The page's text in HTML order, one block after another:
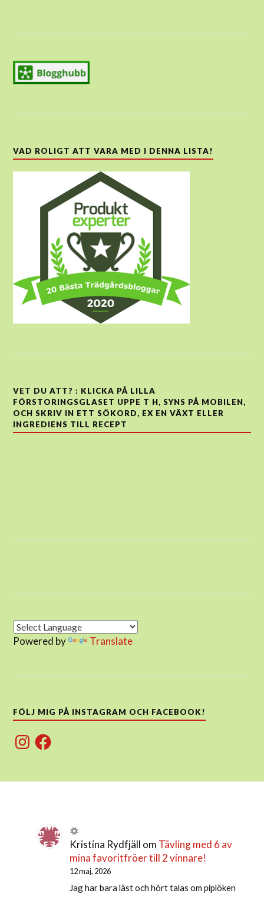
VAD ROLIGT ATT VARA MED I DENNA LISTA!
VET DU ATT? : KLICKA PÅ LILLA
FÖRSTORINGSGLASET UPPE T H, SYNS PÅ MOBILEN,
OCH SKRIV IN ETT SÖKORD, EX EN VÄXT ELLER
INGREDIENS TILL RECEPT
Powered by Translate
FÖLJ MIG PÅ INSTAGRAM OCH FACEBOOK!
InstagramFacebook
Kristina Rydfjäll om Tävling med 6 av
mina favoritfröer till 2 vinnare!
12 maj, 2026
Jag har bara läst och hört talas om piplöken